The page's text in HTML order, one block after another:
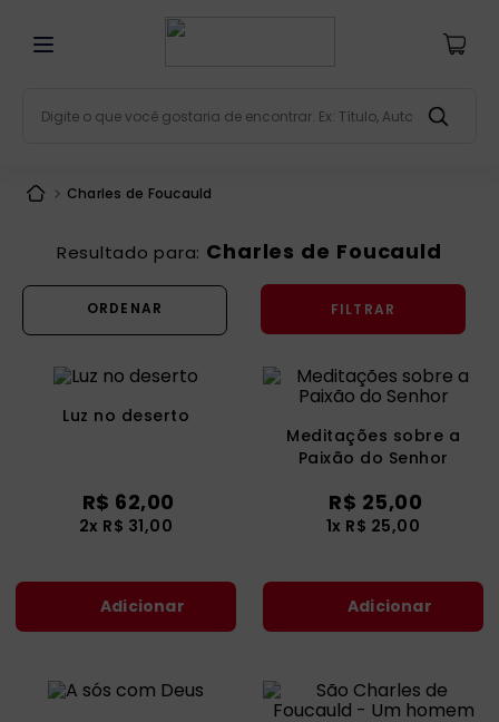
Charles de Foucauld
Charles de Foucauld
FILTRAR
Luz no deserto
R$ 62,00
2x R$ 31,00
Adicionar
Meditações sobre a
Paixão do Senhor
R$ 25,00
1x R$ 25,00
Adicionar
º bíblia
terço
catequese